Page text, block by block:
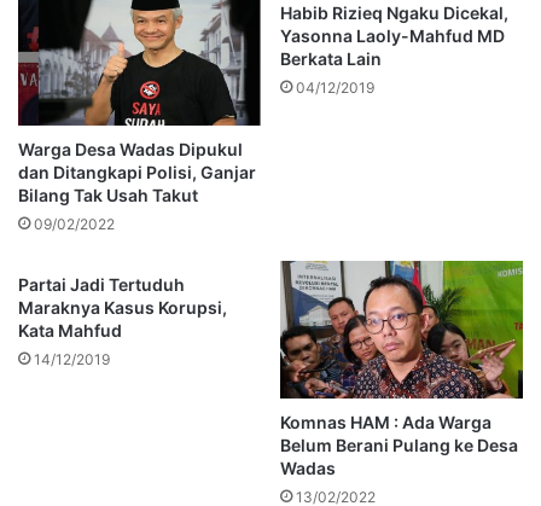
Warga Desa Wadas Dipukul
dan Ditangkapi Polisi, Ganjar
Bilang Tak Usah Takut
09/02/2022
Habib Rizieq Ngaku Dicekal,
Yasonna Laoly-Mahfud MD
Berkata Lain
04/12/2019
Partai Jadi Tertuduh
Maraknya Kasus Korupsi,
Kata Mahfud
14/12/2019
Komnas HAM : Ada Warga
Belum Berani Pulang ke Desa
Wadas
13/02/2022